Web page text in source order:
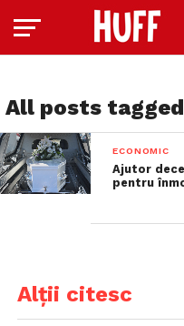
All posts
ECONOMIC
Ajutor
pentru
Alții citesc